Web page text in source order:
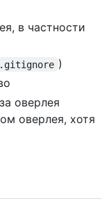
в частности
.gitignore )
оверлея
оверлея, хотя